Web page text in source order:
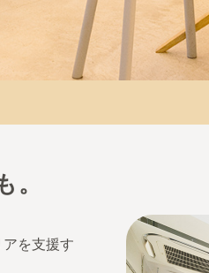
。
を支援す